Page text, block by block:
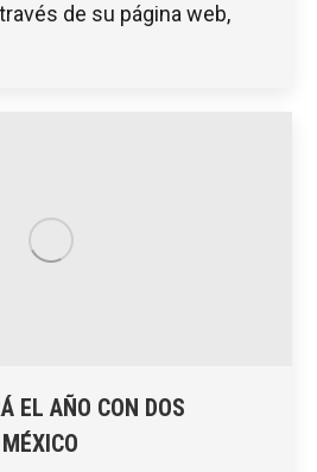
de su página web,
EL AÑO CON DOS